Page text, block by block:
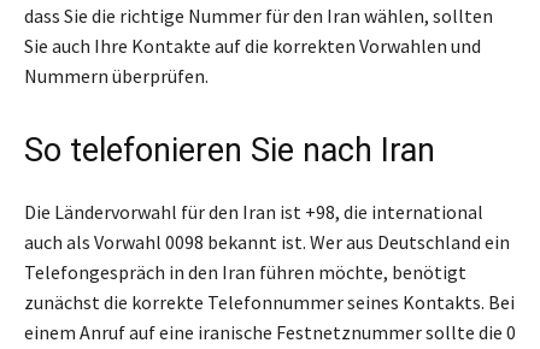
dass Sie die richtige Nummer für den Iran wählen, sollten
Sie auch Ihre Kontakte auf die korrekten Vorwahlen und
Nummern überprüfen.
So telefonieren Sie nach Iran
Die Ländervorwahl für den Iran ist +98, die international
auch als Vorwahl 0098 bekannt ist. Wer aus Deutschland ein
Telefongespräch in den Iran führen möchte, benötigt
zunächst die korrekte Telefonnummer seines Kontakts. Bei
einem Anruf auf eine iranische Festnetznummer sollte die 0